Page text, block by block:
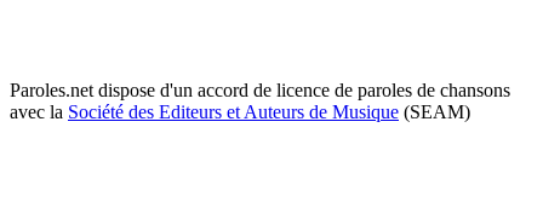
Paroles.net dispose d'un accord de licence de paroles de chansons
avec la Société des Editeurs et Auteurs de Musique (SEAM)